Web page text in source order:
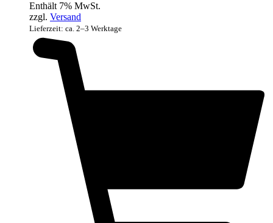
Enthält 7% MwSt.
zzgl. Versand
Lieferzeit: ca. 2–3 Werktage